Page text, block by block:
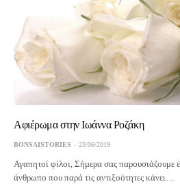
Αφιέρωμα στην Ιωάννα Ροζάκη
BONSAISTORIES 23/06/2019
Αγαπητοί φίλοι, Σήμερα σας
άνθρωπο που παρά τις αντιξοότητες κάνει…